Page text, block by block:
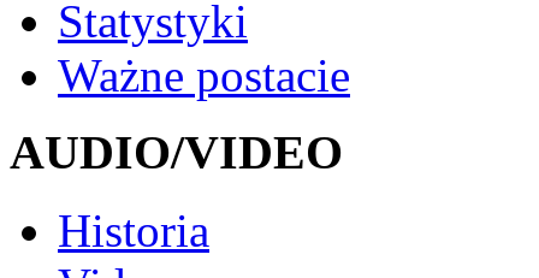
Statystyki
Ważne postacie
AUDIO/VIDEO
Historia